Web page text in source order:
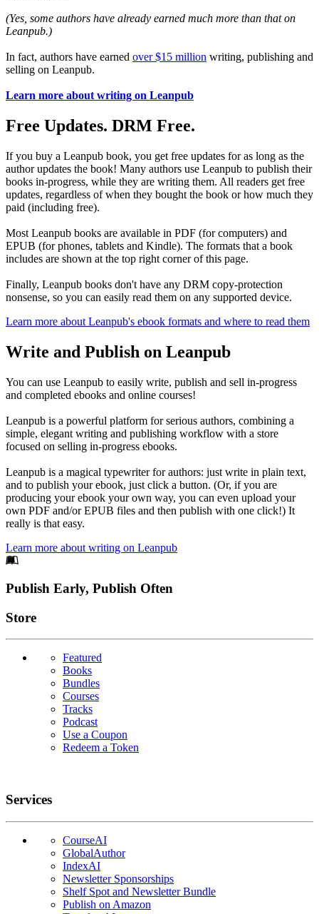
(Yes, some authors have already earned much more than that on
Leanpub.)
In fact, authors have earned over $15 million writing, publishing and
selling on Leanpub.
Learn more about writing on Leanpub
Free Updates. DRM Free.
If you buy a Leanpub book, you get free updates for as long as the
author updates the book! Many authors use Leanpub to publish their
books in-progress, while they are writing them. All readers get free
updates, regardless of when they bought the book or how much they
paid (including free).
Most Leanpub books are available in PDF (for computers) and
EPUB (for phones, tablets and Kindle). The formats that a book
includes are shown at the top right corner of this page.
Finally, Leanpub books don't have any DRM copy-protection
nonsense, so you can easily read them on any supported device.
Learn more about Leanpub's ebook formats and where to read them
Write and Publish on Leanpub
You can use Leanpub to easily write, publish and sell in-progress
and completed ebooks and online courses!
Leanpub is a powerful platform for serious authors, combining a
simple, elegant writing and publishing workflow with a store
focused on selling in-progress ebooks.
Leanpub is a magical typewriter for authors: just write in plain text,
and to publish your ebook, just click a button. (Or, if you are
producing your ebook your own way, you can even upload your
own PDF and/or EPUB files and then publish with one click!) It
really is that easy.
Learn more about writing on Leanpub
Footer
Publish Early, Publish Often
Links
Store
Featured
Books
Bundles
Courses
Tracks
Podcast
Use a Coupon
Redeem a Token
Services
CourseAI
GlobalAuthor
IndexAI
Newsletter Sponsorships
Shelf Spot and Newsletter Bundle
Publish on Amazon